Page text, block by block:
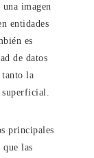
imagen
entidades
es
de datos
la
principales
que las